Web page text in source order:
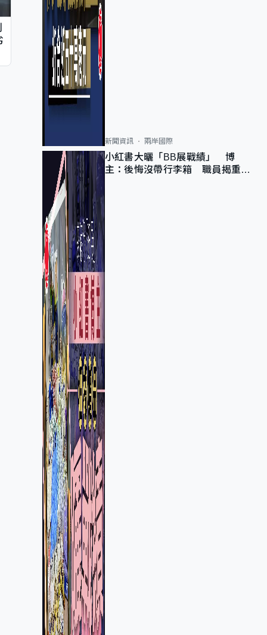
新聞資訊 兩岸國際
小紅書大曬「BB展戰績」 博
主：後悔沒帶行李箱 職員揭重複